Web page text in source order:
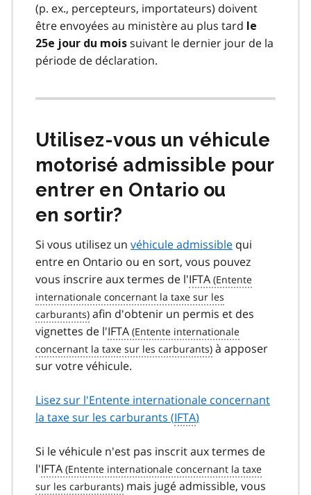
(p. ex., percepteurs, importateurs) doivent
être envoyées au ministère au plus tard le
25e jour du mois suivant le dernier jour de la
période de déclaration.
Utilisez‑vous un véhicule
motorisé admissible pour
entrer en Ontario ou
en sortir?
Si vous utilisez un véhicule admissible qui
entre en Ontario ou en sort, vous pouvez
vous inscrire aux termes de l'IFTA
afin d'obtenir un permis et des
vignettes de l'IFTA
à apposer
sur votre véhicule.
Lisez sur l'Entente internationale concernant
la taxe sur les carburants (IFTA)
Si le véhicule n'est pas inscrit aux termes de
l'IFTA
mais jugé admissible, vous